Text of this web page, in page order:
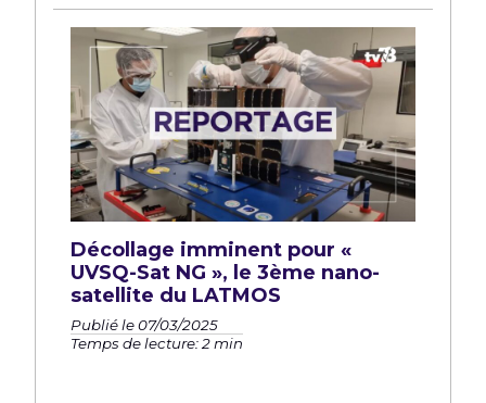
Décollage imminent pour «
UVSQ-Sat NG », le 3ème nano-
satellite du LATMOS
Publié le 07/03/2025
Temps de lecture: 2 min